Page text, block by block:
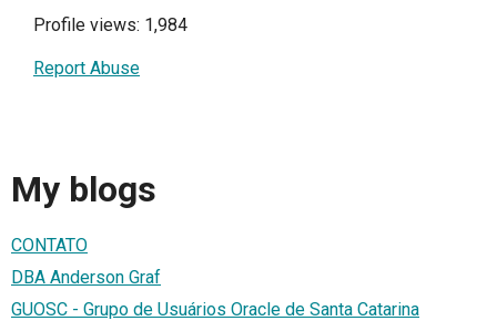
Profile views: 1,984
Report Abuse
My blogs
CONTATO
DBA Anderson Graf
GUOSC - Grupo de Usuários Oracle de Santa Catarina